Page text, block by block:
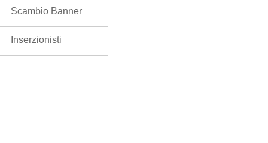
Scambio Banner
Inserzionisti